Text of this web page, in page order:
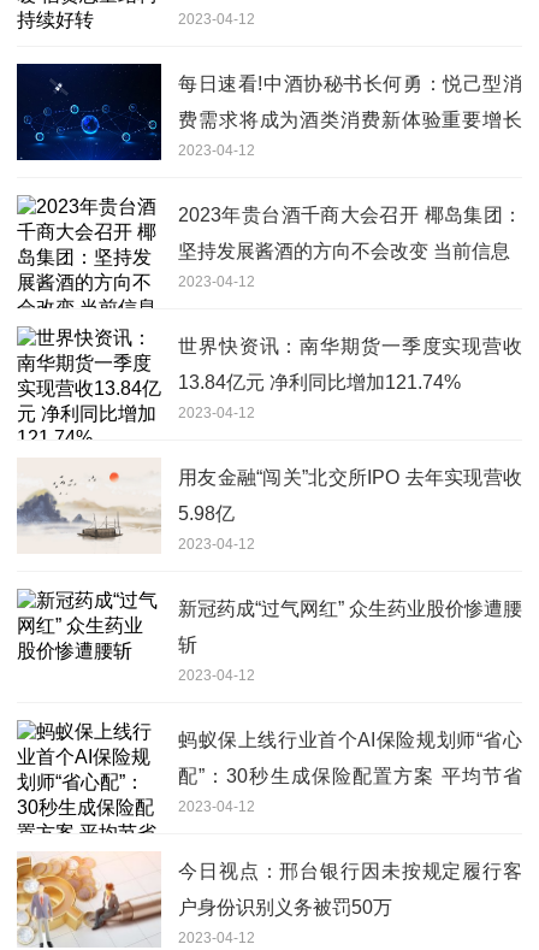
2023-04-12
每日速看!中酒协秘书长何勇：悦己型消
费需求将成为酒类消费新体验重要增长
点
2023-04-12
2023年贵台酒千商大会召开 椰岛集团：
坚持发展酱酒的方向不会改变 当前信息
2023-04-12
世界快资讯：南华期货一季度实现营收
13.84亿元 净利同比增加121.74%
2023-04-12
用友金融“闯关”北交所IPO 去年实现营收
5.98亿
2023-04-12
新冠药成“过气网红” 众生药业股价惨遭腰
斩
2023-04-12
蚂蚁保上线行业首个AI保险规划师“省心
配”：30秒生成保险配置方案 平均节省
30%预算
2023-04-12
今日视点：邢台银行因未按规定履行客
户身份识别义务被罚50万
2023-04-12